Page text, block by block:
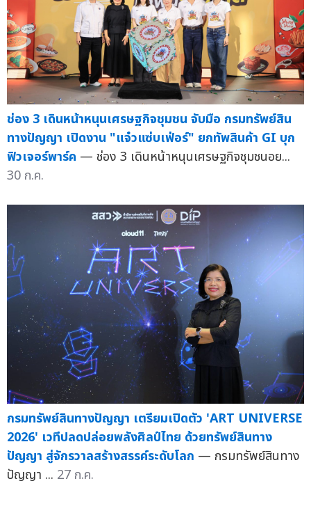
ช่อง 3 เดินหน้าหนุนเศรษฐกิจชุมชน จับมือ กรมทรัพย์สิน
ทางปัญญา เปิดงาน "แจ๋วแซ่บเฟ่อร์" ยกทัพสินค้า GI บุก
ฟิวเจอร์พาร์ค — ช่อง 3 เดินหน้าหนุนเศรษฐกิจชุมชนอย...
30 ก.ค.
กรมทรัพย์สินทางปัญญา เตรียมเปิดตัว 'ART UNIVERSE
2026' เวทีปลดปล่อยพลังศิลป์ไทย ด้วยทรัพย์สินทาง
ปัญญา สู่จักรวาลสร้างสรรค์ระดับโลก — กรมทรัพย์สินทาง
ปัญญา ... 27 ก.ค.